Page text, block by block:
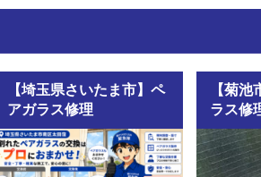
【埼玉県さいたま市】ペ
アガラス修理
【菊
ラス修